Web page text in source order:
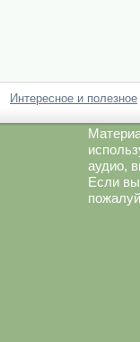
Интересное и полезное
аудио,
Если вы